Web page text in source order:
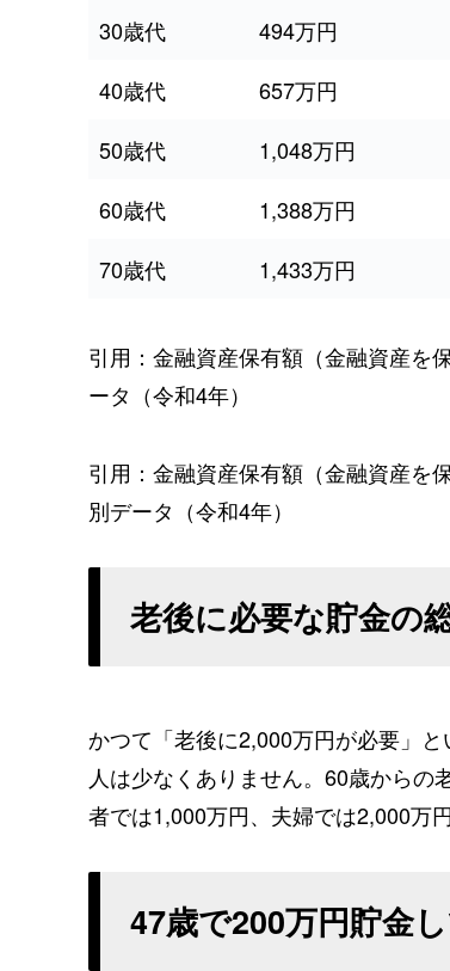
30歳代
494万円
40歳代
657万円
50歳代
1,048万円
60歳代
1,388万円
70歳代
1,433万円
引用：金融資産保有額（金融資産を
ータ（令和4年）
引用：金融資産保有額（金融資産を
別データ（令和4年）
老後に必要な貯金の
かつて「老後に2,000万円が必要」
人は少なくありません。60歳から
者では1,000万円、夫婦では2,000万
47歳で200万円貯金